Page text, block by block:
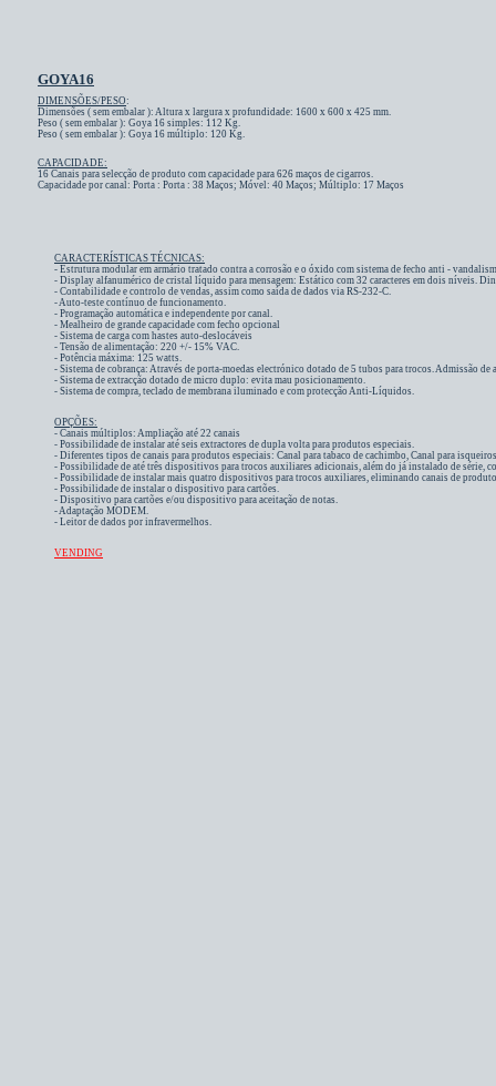
GOYA16
DIMENSÕES/PESO:
Dimensões ( sem embalar ): Altura x largura x profundidade: 1600 x 600 x 425 mm.
Peso ( sem embalar ): Goya 16 simples: 112 Kg.
Peso ( sem embalar ): Goya 16 múltiplo: 120 Kg.
CAPACIDADE:
16 Canais para selecção de produto com capacidade para 626 maços de cigarros.
Capacidade por canal: Porta : Porta : 38 Maços; Móvel: 40 Maços; Múltiplo: 17 Maços
CARACTERÍSTICAS TÉCNICAS:
- Estrutura modular em armário tratado contra a corrosão e o óxido com sistema de fecho anti -
- Display alfanumérico de cristal líquido para mensagem: Estático com 32 caracteres em dois níveis.
- Contabilidade e controlo de vendas, assim como saída de dados via RS-232-C.
- Auto-teste contínuo de funcionamento.
- Programação automática e independente por canal.
- Mealheiro de grande capacidade com fecho opcional
- Sistema de carga com hastes auto-deslocáveis
- Tensão de alimentação: 220 +/- 15% VAC.
- Potência máxima: 125 watts.
- Sistema de cobrança: Através de porta-moedas electrónico dotado de 5 tubos para trocos. Admissão de
- Sistema de extracção dotado de micro duplo: evita mau posicionamento.
- Sistema de compra, teclado de membrana iluminado e com protecção Anti-Líquidos.
OPÇÕES:
- Canais múltiplos: Ampliação até 22 canais
- Possibilidade de instalar até seis extractores de dupla volta para produtos especiais.
- Diferentes tipos de canais para produtos especiais: Canal para tabaco de cachimbo, Canal para
- Possibilidade de até três dispositivos para trocos auxiliares adicionais, além do já instalado de série,
- Possibilidade de instalar mais quatro dispositivos para trocos auxiliares, eliminando canais de
- Possibilidade de instalar o dispositivo para cartões.
- Dispositivo para cartões e/ou dispositivo para aceitação de notas.
- Adaptação MODEM.
- Leitor de dados por infravermelhos.
VENDING